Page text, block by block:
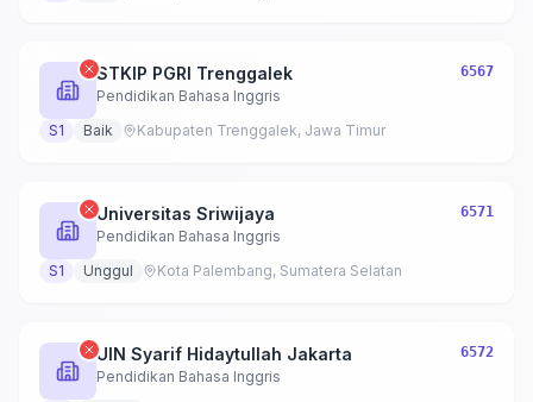
STKIP PGRI Trenggalek
Pendidikan Bahasa Inggris
6567
S1 Baik Kabupaten Trenggalek, Jawa Timur
Universitas Sriwijaya
Pendidikan Bahasa Inggris
6571
S1 Unggul Kota Palembang, Sumatera Selatan
UIN Syarif Hidaytullah Jakarta
Pendidikan Bahasa Inggris
6572